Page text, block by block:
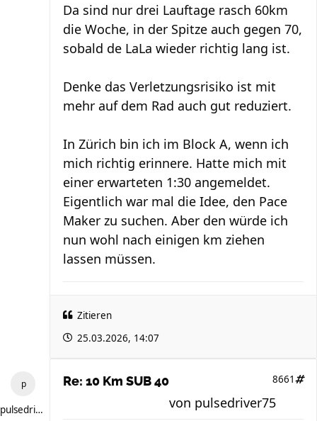
Da sind nur drei Lauftage rasch 60km
die Woche, in der Spitze auch gegen 70,
sobald de LaLa wieder richtig lang ist.
Denke das Verletzungsrisiko ist mit
mehr auf dem Rad auch gut reduziert.
In Zürich bin ich im Block A, wenn ich
mich richtig erinnere. Hatte mich mit
einer erwarteten 1:30 angemeldet.
Eigentlich war mal die Idee, den Pace
Maker zu suchen. Aber den würde ich
nun wohl nach einigen km ziehen
lassen müssen.
Zitieren
25.03.2026, 14:07
pulsedriver75
Re: 10 Km SUB 40 8661
von pulsedriver75